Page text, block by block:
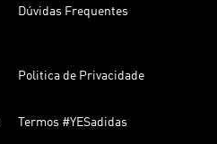
Dúvidas Frequentes
Politica de Privacidade
Termos #YESadidas